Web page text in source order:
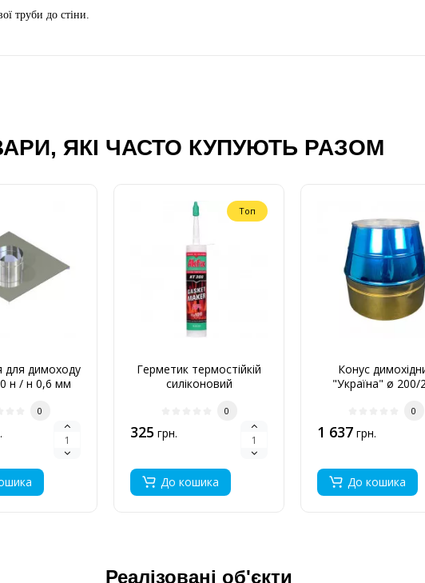
труби до стіни.
ЯКІ ЧАСТО КУПУЮТЬ РАЗОМ
для димоходу
н / н 0,6 мм
0
Топ
Герметик термостійкій
силіконовий
0
325 грн.
До кошика
Конус
"Україна" ø 200/
0
1 637 грн.
До кошика
Реалізовані об'єкти